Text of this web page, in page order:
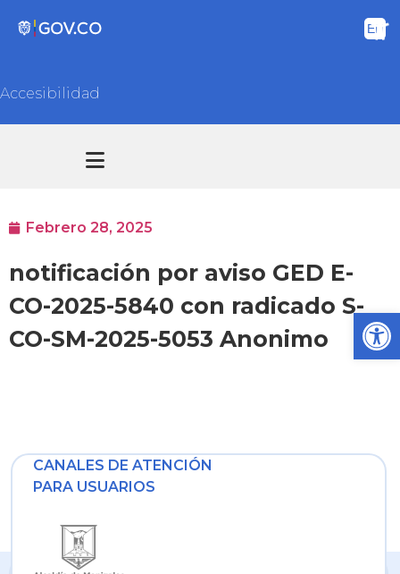
Accesibilidad
Febrero 28, 2025
notificación por aviso GED E-
CO-2025-5840 con radicado S-
CO-SM-2025-5053 Anonimo
CANALES DE ATENCIÓN
PARA USUARIOS